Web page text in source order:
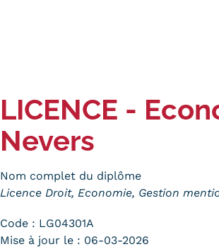
LICENCE -
Nevers
Nom complet du diplôme
Licence Droit, Economie, Gestion
Code : LG04301A
Mise à jour le : 06-03-2026